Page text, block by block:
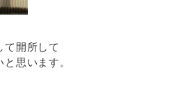
て開所して
思います。